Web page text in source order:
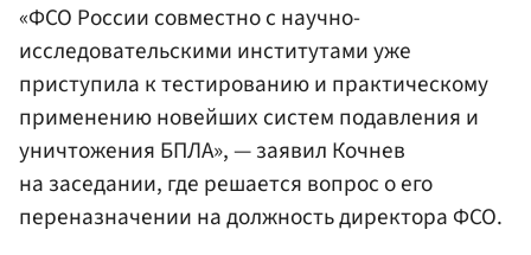
«ФСО России совместно с научно-
исследовательскими институтами уже
приступила к тестированию и практическому
применению новейших систем подавления и
уничтожения БПЛА», — заявил Кочнев
на заседании, где решается вопрос о его
переназначении на должность директора ФСО.